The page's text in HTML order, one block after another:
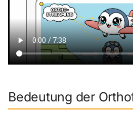
e
r
Bedeutung der